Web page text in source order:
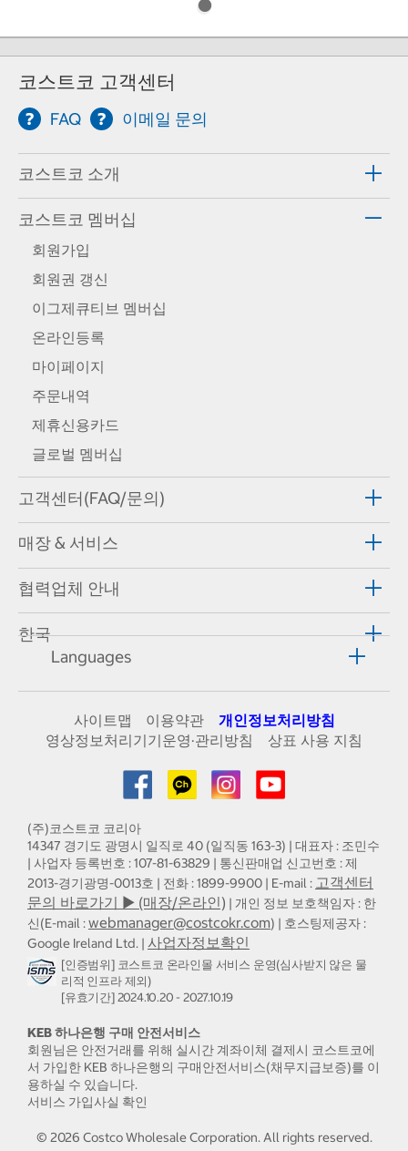
코스트코 고객센터
FAQ 이메일 문의
코스트코 소개
코스트코 멤버십
회원가입
회원권 갱신
이그제큐티브 멤버십
온라인등록
마이페이지
주문내역
제휴신용카드
글로벌 멤버십
고객센터(FAQ/문의)
매장 & 서비스
협력업체 안내
한국
Languages
사이트맵 이용약관
개인정보처리방침
영상정보처리기기운영·관리방침
상표 사용 지침
(주)코스트코 코리아
14347 경기도 광명시 일직로 40 (일직동 163-3) | 대표자 : 조민수
| 사업자 등록번호 : 107-81-63829 | 통신판매업 신고번호 : 제
2013-경기광명-0013호 | 전화 : 1899-9900 | E-mail : 고객센터
문의 바로가기 ▶ (매장/온라인) | 개인 정보 보호책임자 : 한
신(E-mail :webmanager@costcokr.com) | 호스팅제공자 :
Google Ireland Ltd. | 사업자정보확인
[인증범위] 코스트코 온라인몰 서비스 운영(심사받지 않은 물
리적 인프라 제외)
[유효기간] 2024.10.20 - 2027.10.19
KEB 하나은행 구매 안전서비스
회원님은 안전거래를 위해 실시간 계좌이체 결제시 코스트코에
서 가입한 KEB 하나은행의 구매안전서비스(채무지급보증)를 이
용하실 수 있습니다.
서비스 가입사실 확인
© 2026 Costco Wholesale Corporation.All rights reserved.